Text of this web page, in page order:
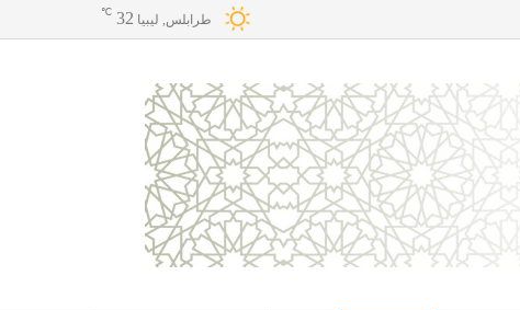
طرابلس, ليبيا 32
℃